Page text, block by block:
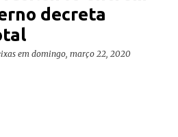
decreta
em domingo, março 22, 2020